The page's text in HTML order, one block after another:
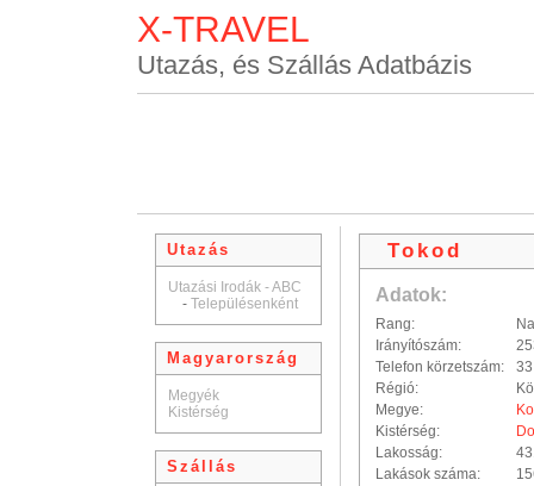
X-TRAVEL
Utazás, és Szállás Adatbázis
Utazás
Utazási Irodák - ABC
- Településenként
Magyarország
Megyék
Kistérség
Szállás
Tokod
Adatok:
Rang:
Irányítószám:
Telefon körzetszám:
33
Régió:
Megye:
Kistérség:
Lakosság:
Lakások száma: